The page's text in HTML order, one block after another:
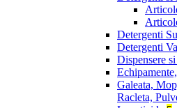
Detergenti
Detergenti
Dispensere
Galeata,
Racleta,